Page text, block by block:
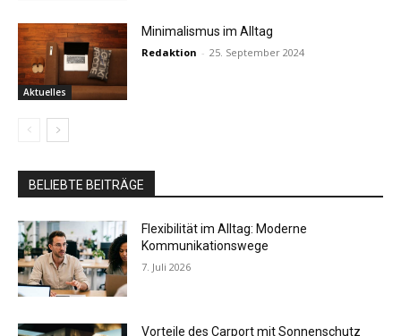
Aktuelles
Minimalismus im Alltag
Redaktion - 25. September 2024
BELIEBTE BEITRÄGE
Flexibilität im Alltag: Moderne
Kommunikationswege
7. Juli 2026
Vorteile des Carport mit Sonnenschutz